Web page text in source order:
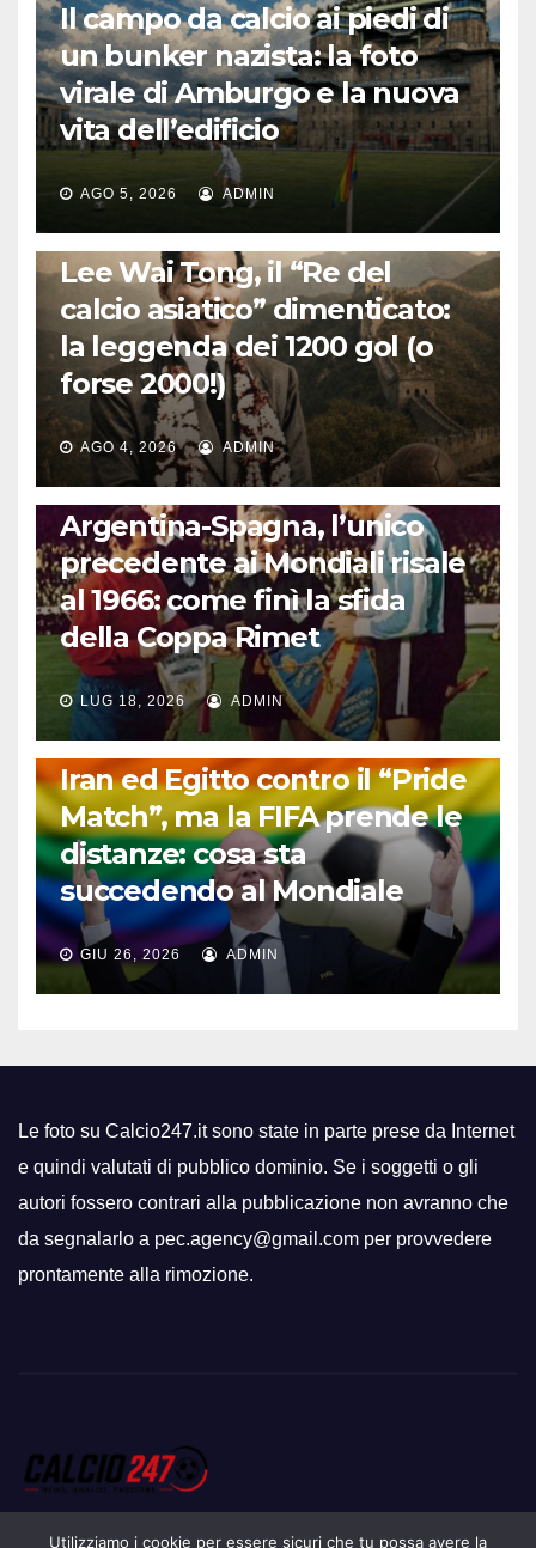
Il campo da calcio ai piedi di
un bunker nazista: la foto
virale di Amburgo e la nuova
vita dell’edificio
AGO 5, 2026 ADMIN
LA STORIA DEL CALCIO
Lee Wai Tong, il “Re del
calcio asiatico” dimenticato:
la leggenda dei 1200 gol (o
forse 2000!)
AGO 4, 2026 ADMIN
CALCIO INTERNAZIONALE
Argentina-Spagna, l’unico
precedente ai Mondiali risale
al 1966: come finì la sfida
della Coppa Rimet
LUG 18, 2026 ADMIN
FUORI DAL CAMPO: CALCIO, GOSSIP E NON SOLO
Iran ed Egitto contro il “Pride
Match”, ma la FIFA prende le
distanze: cosa sta
succedendo al Mondiale
GIU 26, 2026 ADMIN
Le foto su Calcio247.it sono state in parte prese da Internet
e quindi valutati di pubblico dominio. Se i soggetti o gli
autori fossero contrari alla pubblicazione non avranno che
da segnalarlo a pec.agency@gmail.com per provvedere
prontamente alla rimozione.
Utilizziamo i cookie per essere sicuri che tu possa avere la